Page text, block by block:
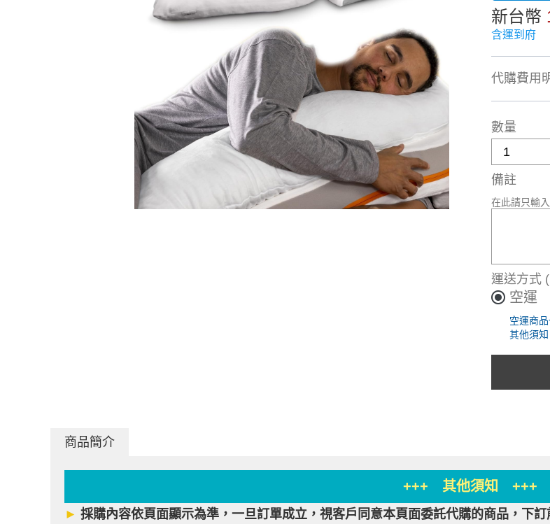
新台幣
含運到府
代購費用
數量
備註
在此請只輸
運送方式
空運
空運商
其他須
商品簡介
+++ 其他須知 +++
► 採購內容依頁面顯示為準，一旦訂單成立，視客戶同意本頁面委託代購的商品，下訂